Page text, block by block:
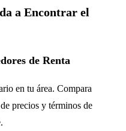
a Encontrar el
de Renta
en tu área. Compara
precios y términos de